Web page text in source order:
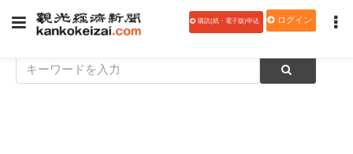
購読(紙・電子版)申込 ログイン